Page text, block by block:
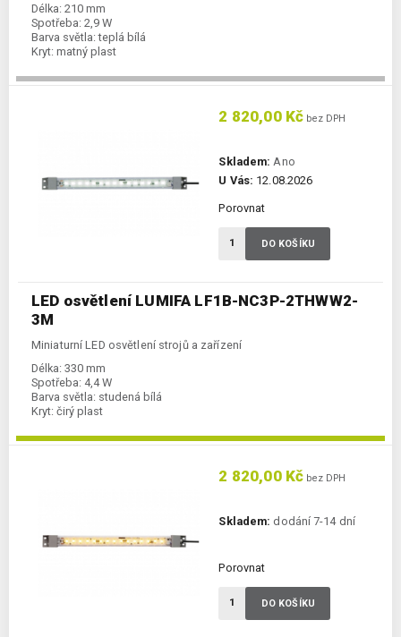
Délka: 210 mm
Spotřeba: 2,9 W
Barva světla: teplá bílá
Kryt: matný plast
LED osvětlení LUMIFA LF1B-NC3P-2THWW2-
3M
Miniaturní LED osvětlení strojů a zařízení
Délka: 330 mm
Spotřeba: 4,4 W
Barva světla: studená bílá
Kryt: čirý plast
2 820,00 Kč bez DPH
Skladem: Ano
U Vás: 12.08.2026
Porovnat
DO KOŠÍKU
2 820,00 Kč bez DPH
Skladem: dodání 7-14 dní
Porovnat
DO KOŠÍKU